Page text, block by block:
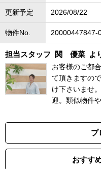
更新予定 2026/08/22
物件No. 20000447847-
担当スタッフ 関 優菜 よ
お客様のご都
て頂きますの
け下さいませ
迎。類似物件
プ
おすす